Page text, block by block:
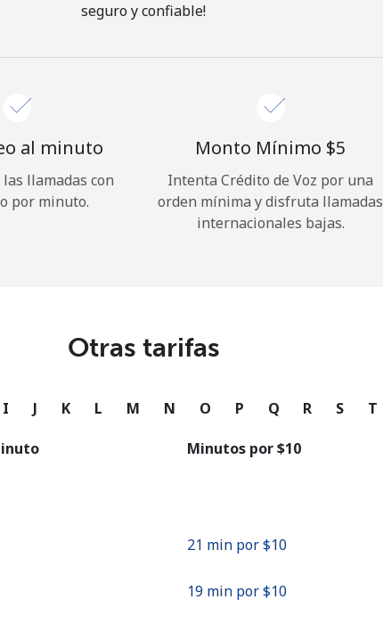
¡Hola!
Continuar con
seguro y confiable!
al minuto
llamadas con
por minuto.
Monto Mínimo ⁦$5⁩
Intenta Crédito de Voz por una
orden mínima y disfruta llamadas
internacionales bajas.
Otras tarifas
I J K L M N O P Q R S T
Minutos por ⁦$10⁩
21 min por ⁦$10⁩
19 min por ⁦$10⁩